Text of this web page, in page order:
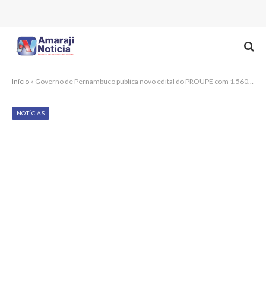
Início » Governo de Pernambuco publica novo edital do PROUPE com 1.560 bolsas para estudantes de Autarquias Municipais
NOTÍCIAS